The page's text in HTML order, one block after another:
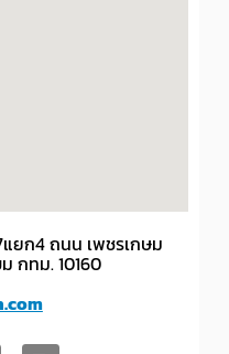
แยก4 ถนน เพชรเกษม
กทม. 10160